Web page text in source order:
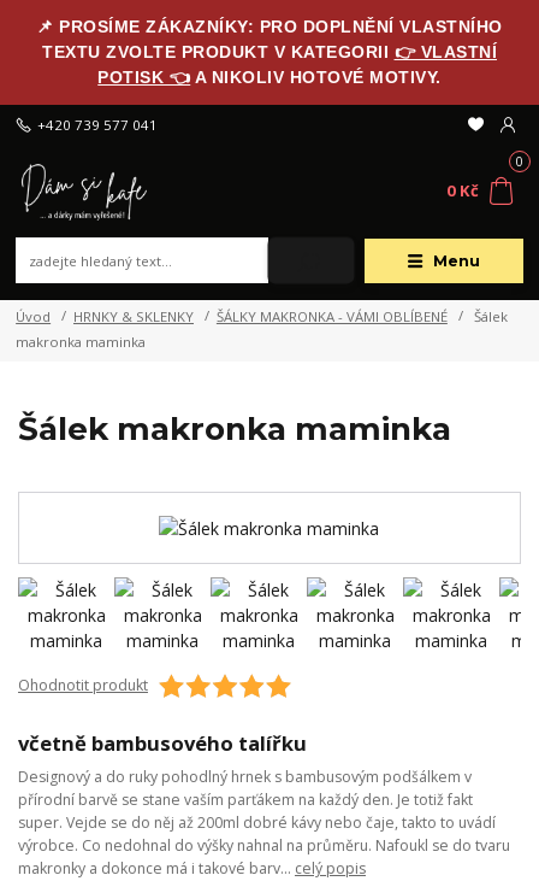
📌 PROSÍME ZÁKAZNÍKY: PRO DOPLNĚNÍ VLASTNÍHO
TEXTU ZVOLTE PRODUKT V KATEGORII 👉 VLASTNÍ
POTISK 👈 A NIKOLIV HOTOVÉ MOTIVY.
Menu
+420 739 577 041
0
0 Kč
Úvod HRNKY & SKLENKY ŠÁLKY MAKRONKA - VÁMI OBLÍBENÉ
Šálek
makronka maminka
Šálek makronka maminka
Ohodnotit produkt
včetně bambusového talířku
Designový a do ruky pohodlný hrnek s bambusovým podšálkem v
přírodní barvě se stane vaším parťákem na každý den. Je totiž fakt
super. Vejde se do něj až 200ml dobré kávy nebo čaje, takto to uvádí
výrobce. Co nedohnal do výšky nahnal na průměru. Nafoukl se do tvaru
makronky a dokonce má i takové barv... celý popis